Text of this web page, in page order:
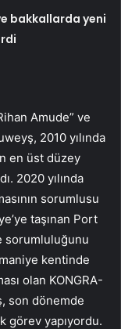
bakkallarda yeni
Amude” ve
2010 yılında
en üst düzey
2020 yılında
sorumlusu
taşınan Port
sorumluluğunu
kentinde
olan KONGRA-
son dönemde
görev yapıyordu.